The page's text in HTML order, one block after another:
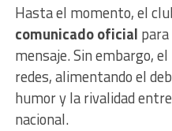
Hasta el momento, el
comunicado oficial
mensaje. Sin embargo,
redes, alimentando el
humor y la rivalidad
nacional.